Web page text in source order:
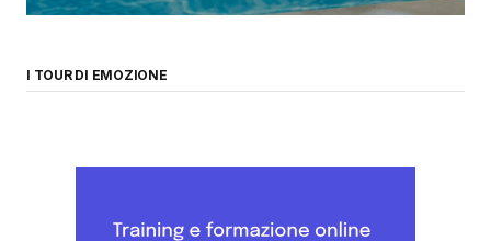
I TOUR DI EMOZIONE